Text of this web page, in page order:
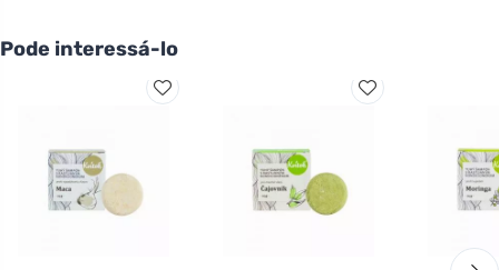
Pode interessá-lo